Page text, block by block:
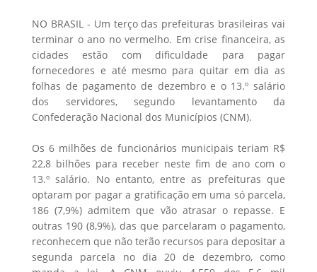
NO BRASIL - Um terço das prefeituras brasileiras vai
terminar o ano no vermelho. Em crise financeira, as
cidades estão com dificuldade para pagar
fornecedores e até mesmo para quitar em dia as
folhas de pagamento de dezembro e o 13.º salário
dos servidores, segundo levantamento da
Confederação Nacional dos Municípios (CNM).
Os 6 milhões de funcionários municipais teriam R$
22,8 bilhões para receber neste fim de ano com o
13.º salário. No entanto, entre as prefeituras que
optaram por pagar a gratificação em uma só parcela,
186 (7,9%) admitem que vão atrasar o repasse. E
outras 190 (8,9%), das que parcelaram o pagamento,
reconhecem que não terão recursos para depositar a
segunda parcela no dia 20 de dezembro, como